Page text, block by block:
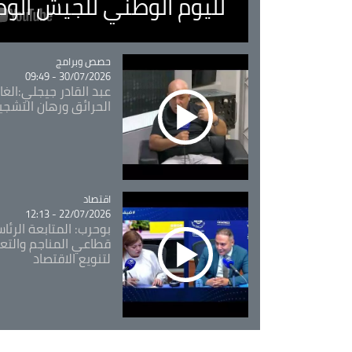
Catégorie
حصص وبرامج
30/07/2026 - 09:49
عبد القادر
الحرائق ورهان
Catégorie
اقتصاد
22/07/2026 - 12:13
بوحرب: المتابعة
قطاعي المناجم
لتنويع الاقتصاد